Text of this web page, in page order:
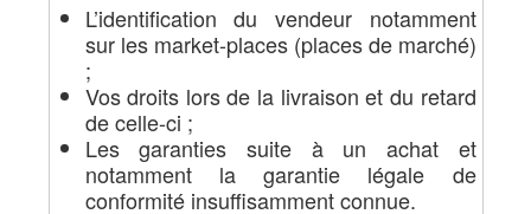
L’identification du vendeur notamment
sur les market-places (places de marché)
;
Vos droits lors de la livraison et du retard
de celle-ci ;
Les garanties suite à un achat et
notamment la garantie légale de
conformité insuffisamment connue.